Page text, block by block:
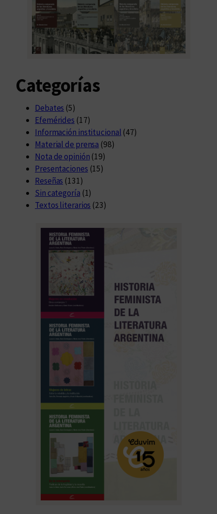
Categorías
Debates (5)
Efemérides (17)
Información institucional (47)
Material de prensa (98)
Nota de opinión (19)
Presentaciones (15)
Reseñas (131)
Sin categoría (1)
Textos literarios (23)